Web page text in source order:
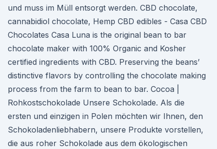
und muss im Müll entsorgt werden. CBD chocolate,
cannabidiol chocolate, Hemp CBD edibles - Casa CBD
Chocolates Casa Luna is the original bean to bar
chocolate maker with 100% Organic and Kosher
certified ingredients with CBD. Preserving the beans’
distinctive flavors by controlling the chocolate making
process from the farm to bean to bar. Cocoa |
Rohkostschokolade Unsere Schokolade. Als die
ersten und einzigen in Polen möchten wir Ihnen, den
Schokoladenliebhabern, unsere Produkte vorstellen,
die aus roher Schokolade aus dem ökologischen